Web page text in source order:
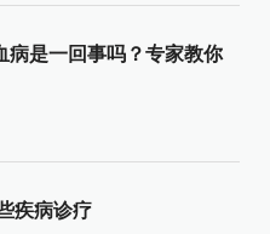
病是一回事吗？专家教你
疾病诊疗